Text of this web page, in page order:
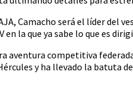
Camacho será el líder del
la que ya sabe lo que es
aventura competitiva
y ha llevado la batuta